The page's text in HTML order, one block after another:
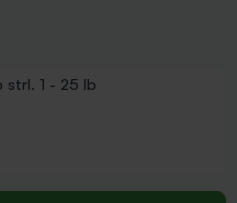
strl. 1 - 25 lb